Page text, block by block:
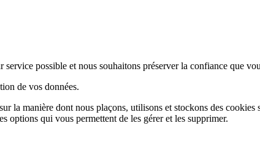
possible et nous souhaitons préserver la confiance que
de vos données.
la manière dont nous plaçons, utilisons et stockons des
options qui vous permettent de les gérer et les supprimer.